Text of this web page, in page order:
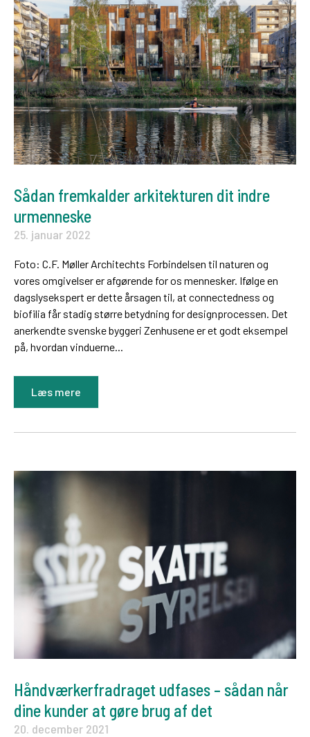
Sådan fremkalder arkitekturen dit indre
urmenneske
25. januar 2022
Foto: C.F. Møller Architechts Forbindelsen til naturen og
vores omgivelser er afgørende for os mennesker. Ifølge en
dagslysekspert er dette årsagen til, at connectedness og
biofilia får stadig større betydning for designprocessen. Det
anerkendte svenske byggeri Zenhusene er et godt eksempel
på, hvordan vinduerne...
Læs mere
Håndværkerfradraget udfases – sådan når
dine kunder at gøre brug af det
20. december 2021